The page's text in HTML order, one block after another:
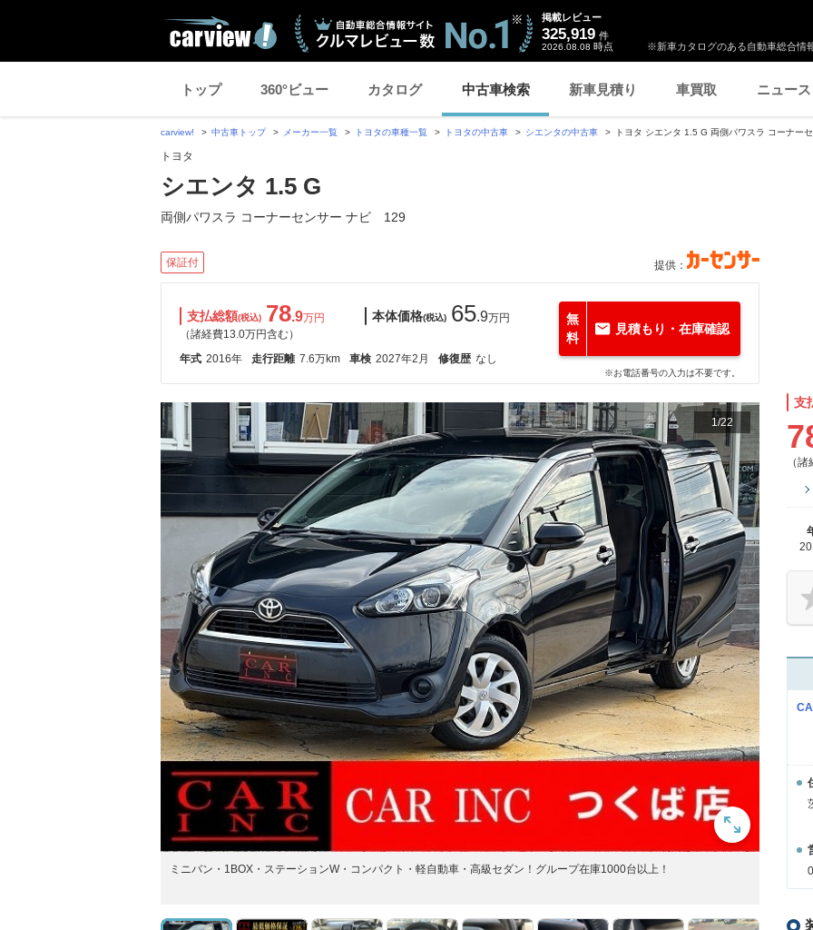
※新車カタログのある自動車総合情
掲載レビュー
325,919 件
2026.08.08 時点
トップ 360°ビュー カタログ 中古車検索 新車見積り 車買取 ニュース
carview! 中古車トップ メーカー一覧 トヨタの車種一覧 トヨタの中古車 シエンタの中古車 トヨタ シエンタ 1.5 G 両側パワスラ コーナー
トヨタ
シエンタ 1.5 G
両側パワスラ コーナーセンサー ナビ 129
保証付 提供：
支払総額(税込) 78.9万円
（諸経費13.0万円含む）
本体価格(税込) 65.9万円
年式 2016年 走行距離 7.6万km 車検 2027年2月 修復歴 なし
無
料
見積もり・在庫確認
※お電話番号の入力は不要です。
1/22
ミニバン・1BOX・ステーションW・コンパクト・軽自動車・高級セダン！グループ在庫1000台以上！
支
（